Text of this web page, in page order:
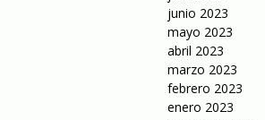
junio 2023
mayo 2023
abril 2023
marzo 2023
febrero 2023
enero 2023